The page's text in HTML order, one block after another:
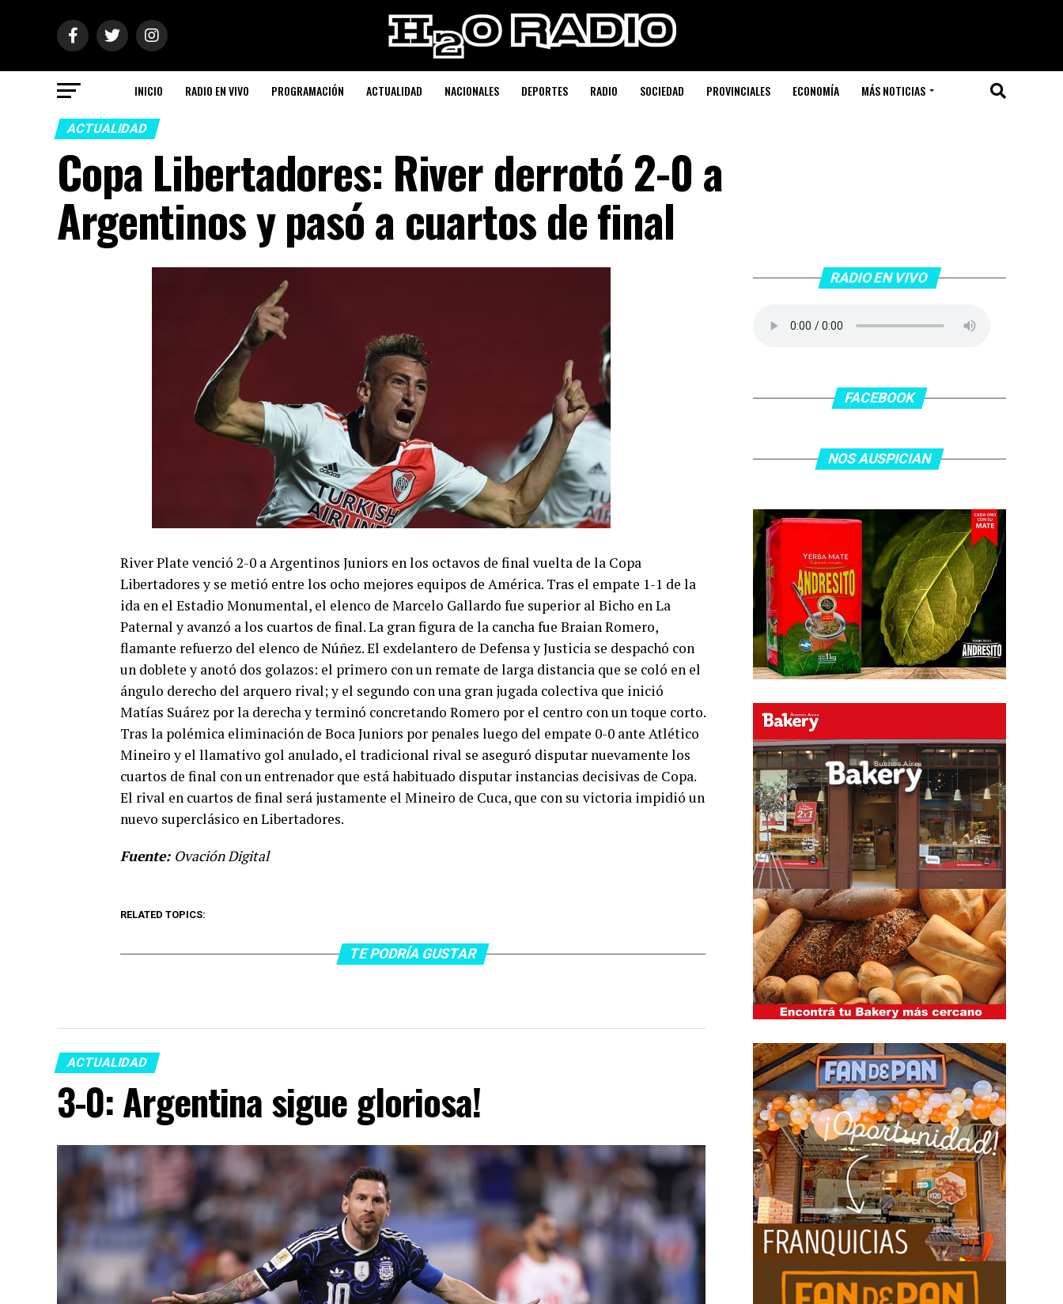
INICIO RADIO EN VIVO PROGRAMACIÓN ACTUALIDAD NACIONALES DEPORTES RADIO SOCIEDAD PROVINCIALES ECONOMÍA MÁS NOTICIAS
ACTUALIDAD
Copa Libertadores: River derrotó 2-0 a
Argentinos y pasó a cuartos de final
River Plate venció 2-0 a Argentinos Juniors en los octavos de final vuelta de la Copa
Libertadores y se metió entre los ocho mejores equipos de América. Tras el empate 1-1 de la
ida en el Estadio Monumental, el elenco de Marcelo Gallardo fue superior al Bicho en La
Paternal y avanzó a los cuartos de final. La gran figura de la cancha fue Braian Romero,
flamante refuerzo del elenco de Núñez. El exdelantero de Defensa y Justicia se despachó con
un doblete y anotó dos golazos: el primero con un remate de larga distancia que se coló en el
ángulo derecho del arquero rival; y el segundo con una gran jugada colectiva que inició
Matías Suárez por la derecha y terminó concretando Romero por el centro con un toque corto.
Tras la polémica eliminación de Boca Juniors por penales luego del empate 0-0 ante Atlético
Mineiro y el llamativo gol anulado, el tradicional rival se aseguró disputar nuevamente los
cuartos de final con un entrenador que está habituado disputar instancias decisivas de Copa.
El rival en cuartos de final será justamente el Mineiro de Cuca, que con su victoria impidió un
nuevo superclásico en Libertadores.
Fuente: Ovación Digital
RELATED TOPICS:
TE PODRÍA GUSTAR
ACTUALIDAD
3-0: Argentina sigue gloriosa!
RADIO EN VIVO
FACEBOOK
NOS AUSPICIAN